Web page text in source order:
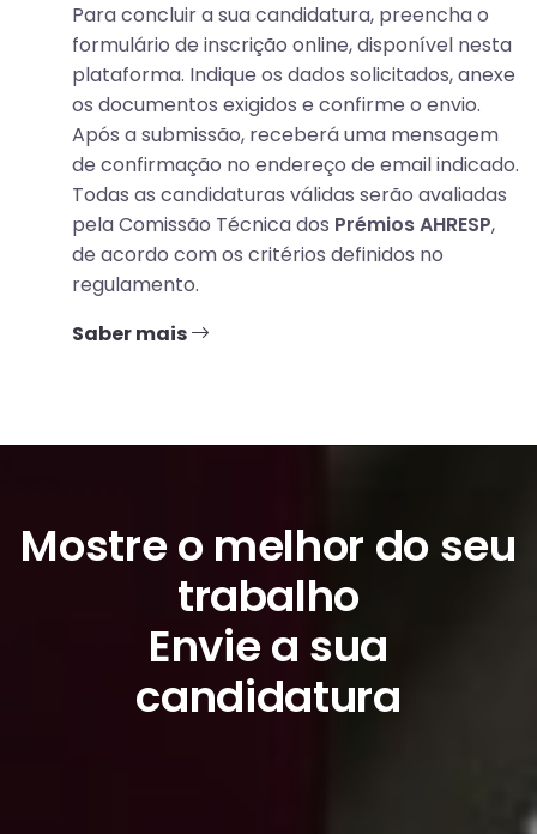
Para concluir a sua candidatura, preencha o
formulário de inscrição online, disponível nesta
plataforma. Indique os dados solicitados, anexe
os documentos exigidos e confirme o envio.
Após a submissão, receberá uma mensagem
de confirmação no endereço de email indicado.
Todas as candidaturas válidas serão avaliadas
pela Comissão Técnica dos Prémios AHRESP,
de acordo com os critérios definidos no
regulamento.
Saber mais
Mostre o melhor do seu
trabalho
Envie a sua
candidatura